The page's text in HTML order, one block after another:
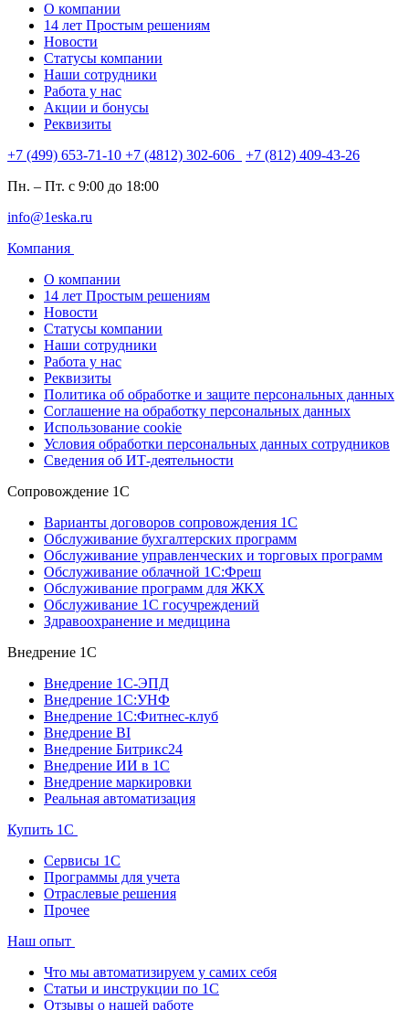
О компании
14 лет Простым решениям
Новости
Статусы компании
Наши сотрудники
Работа у нас
Акции и бонусы
Реквизиты
+7 (499) 653-71-10 +7 (4812) 302-606
+7 (812) 409-43-26
Пн. – Пт. с 9:00 до 18:00
info@1eska.ru
Компания
О компании
14 лет Простым решениям
Новости
Статусы компании
Наши сотрудники
Работа у нас
Реквизиты
Политика об обработке и защите персональных данных
Соглашение на обработку персональных данных
Использование cookie
Условия обработки персональных данных сотрудников
Сведения об ИТ-деятельности
Сопровождение 1С
Варианты договоров сопровождения 1С
Обслуживание бухгалтерских программ
Обслуживание управленческих и торговых программ
Обслуживание облачной 1С:Фреш
Обслуживание программ для ЖКХ
Обслуживание 1С госучреждений
Здравоохранение и медицина
Внедрение 1С
Внедрение 1С-ЭПД
Внедрение 1С:УНФ
Внедрение 1С:Фитнес-клуб
Внедрение BI
Внедрение Битрикс24
Внедрение ИИ в 1С
Внедрение маркировки
Реальная автоматизация
Купить 1С
Сервисы 1С
Программы для учета
Отраслевые решения
Прочее
Наш опыт
Что мы автоматизируем у самих себя
Статьи и инструкции по 1С
Отзывы о нашей работе